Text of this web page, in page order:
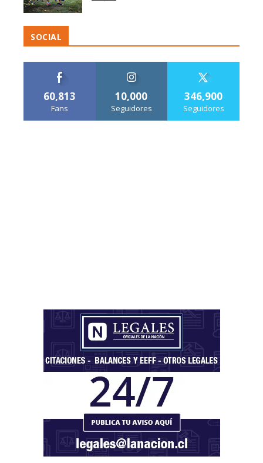
SOCIAL
60,813
Fans
10,000
Seguidores
346,900
Seguidores